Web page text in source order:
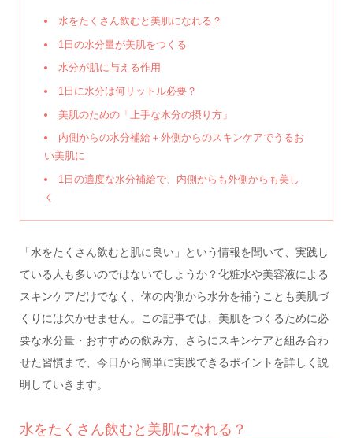
水をたくさん飲むと美肌になれる？
1日の水分量が美肌をつくる
水分が肌に与える作用
1日に水分は何リットル必要？
美肌のための「上手な水分の摂り方」
内側からの水分補給＋外側からのスキンケアでうるお
い美肌に
1日の適度な水分補給で、内側からも外側からも美し
く
「水をたくさん飲むと肌に良い」という情報を聞いて、実践し
ている人も多いのではないでしょうか？化粧水や美容液による
スキンケアだけでなく、体の内側から水分を補うことも美肌づ
くりには欠かせません。この記事では、美肌をつくるために必
要な水分量・おすすめの飲み方、さらにスキンケアと組み合わ
せた習慣まで、今日から簡単に実践できるポイントを詳しく説
明していきます。
水をたくさん飲むと美肌になれる？